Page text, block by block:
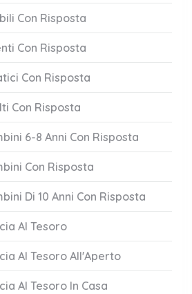
Con Risposta
Con Risposta
Con Risposta
Con Risposta
6-8 Anni Con Risposta
Con Risposta
Di 10 Anni Con Risposta
Al Tesoro
Al Tesoro All'Aperto
Al Tesoro In Casa